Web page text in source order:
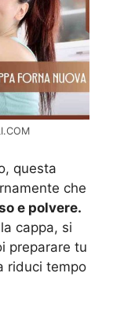
questa
che
e polvere.
cappa, si
preparare tu
riduci tempo